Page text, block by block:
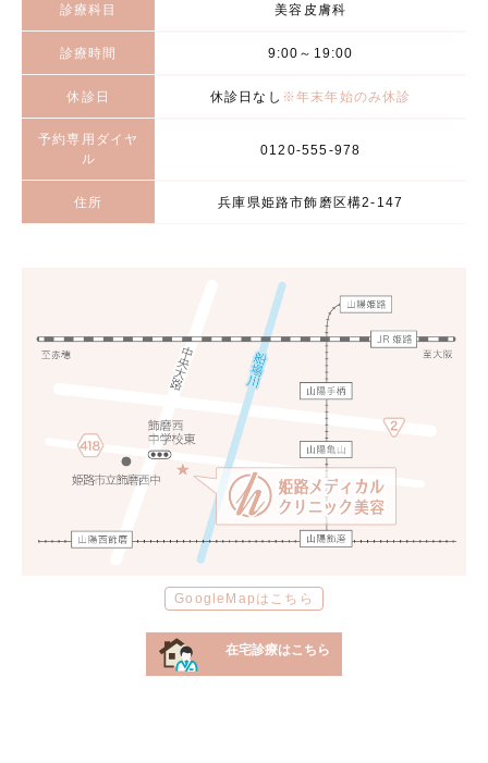
診療科目 美容皮膚科
診療時間 9:00～19:00
休診日 休診日なし ※年末年始のみ休診
予約専用ダイヤ
ル
0120-555-978
住所 兵庫県姫路市飾磨区構2-147
GoogleMapはこちら
在宅診療はこちら